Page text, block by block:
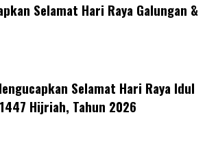
Selamat Hari Raya Galungan &
Selamat Hari Raya Idul
Hijriah, Tahun 2026